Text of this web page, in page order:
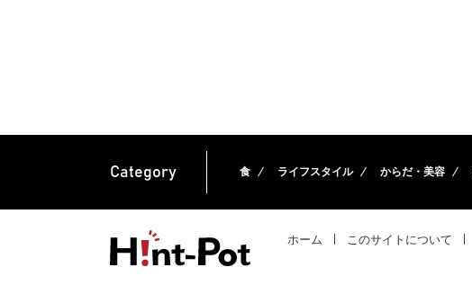
Category 食 ライフスタイル からだ・美容
ホーム このサイトについて